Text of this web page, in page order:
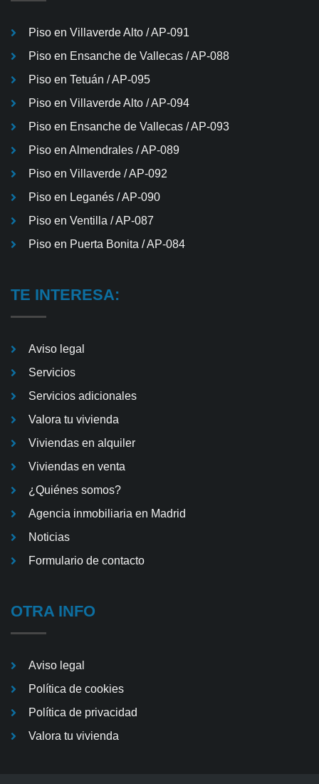
Piso en Villaverde Alto / AP-091
Piso en Ensanche de Vallecas / AP-088
Piso en Tetuán / AP-095
Piso en Villaverde Alto / AP-094
Piso en Ensanche de Vallecas / AP-093
Piso en Almendrales / AP-089
Piso en Villaverde / AP-092
Piso en Leganés / AP-090
Piso en Ventilla / AP-087
Piso en Puerta Bonita / AP-084
TE INTERESA:
Aviso legal
Servicios
Servicios adicionales
Valora tu vivienda
Viviendas en alquiler
Viviendas en venta
¿Quiénes somos?
Agencia inmobiliaria en Madrid
Noticias
Formulario de contacto
OTRA INFO
Aviso legal
Política de cookies
Política de privacidad
Valora tu vivienda